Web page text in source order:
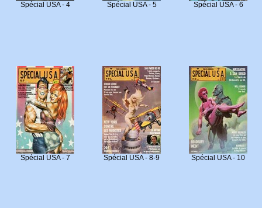
Spécial USA - 4 Spécial USA - 5 Spécial USA - 6
Spécial USA - 7 Spécial USA - 8-9 Spécial USA - 10